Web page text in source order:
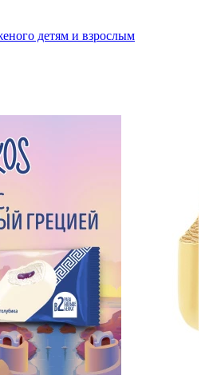
детям и взрослым